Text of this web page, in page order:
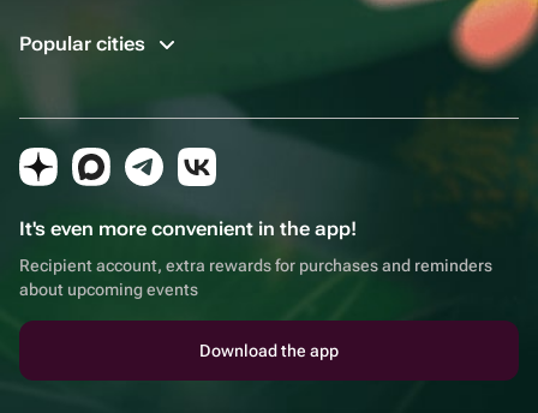
Popular cities
It's even more convenient in the app!
Recipient account, extra rewards for purchases and reminders
about upcoming events
Download the app